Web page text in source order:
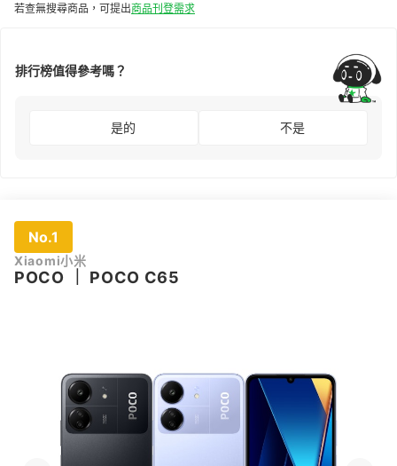
若查無搜尋商品，可提出商品刊登需求
排行榜值得參考嗎？
是的 不是
No.1
Xiaomi小米
POCO POCO C65